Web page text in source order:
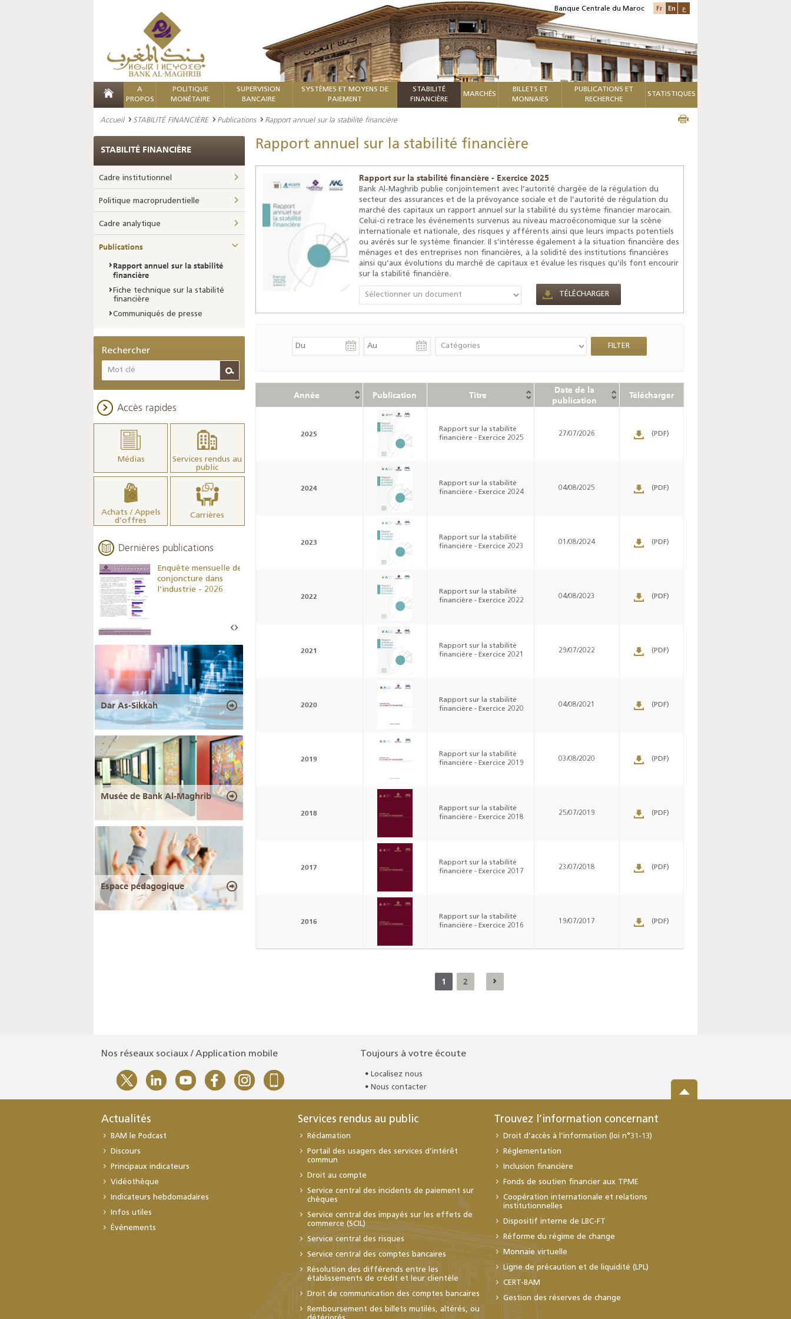
Banque Centrale du Maroc Fr En ع
A
PROPOS
POLITIQUE
MONÉTAIRE
SUPERVISION
BANCAIRE
SYSTÈMES ET MOYENS DE
PAIEMENT
STABILITÉ
FINANCIÈRE
MARCHÉS
BILLETS ET
MONNAIES
PUBLICATIONS ET
RECHERCHE
STATISTIQUES
Accueil STABILITÉ FINANCIÈRE Publications Rapport annuel sur la stabilité financière
Rapport annuel sur la stabilité financière
Rapport sur la stabilité financière - Exercice 2025
Bank Al-Maghrib publie conjointement avec l’autorité chargée de la régulation du
secteur des assurances et de la prévoyance sociale et de l’autorité de régulation du
marché des capitaux un rapport annuel sur la stabilité du système financier marocain.
Celui-ci retrace les événements survenus au niveau macroéconomique sur la scène
internationale et nationale, des risques y afférents ainsi que leurs impacts potentiels
ou avérés sur le système financier. Il s’intéresse également à la situation financière des
ménages et des entreprises non financières, à la solidité des institutions financières
ainsi qu’aux évolutions du marché de capitaux et évalue les risques qu’ils font encourir
sur la stabilité financière.
TÉLÉCHARGER
Année Publication Titre
Date de la
publication
Télécharger
2025
Rapport sur la stabilité
financière - Exercice 2025
27/07/2026 (PDF)
2024
Rapport sur la stabilité
financière - Exercice 2024
04/08/2025 (PDF)
2023
Rapport sur la stabilité
financière - Exercice 2023
01/08/2024 (PDF)
2022
Rapport sur la stabilité
financière - Exercice 2022
04/08/2023 (PDF)
2021
Rapport sur la stabilité
financière - Exercice 2021
29/07/2022 (PDF)
2020
Rapport sur la stabilité
financière - Exercice 2020
04/08/2021 (PDF)
2019
Rapport sur la stabilité
financière - Exercice 2019
03/08/2020 (PDF)
2018
Rapport sur la stabilité
financière - Exercice 2018
25/07/2019 (PDF)
2017
Rapport sur la stabilité
financière - Exercice 2017
23/07/2018 (PDF)
2016
Rapport sur la stabilité
financière - Exercice 2016
19/07/2017 (PDF)
1 2
STABILITÉ FINANCIÈRE
Cadre institutionnel
Politique macroprudentielle
Cadre analytique
Publications
Rapport annuel sur la stabilité
financière
Fiche technique sur la stabilité
financière
Communiqués de presse
Rechercher
Accès rapides
Médias
Services rendus au
public
Achats / Appels
d’offres
Carrières
Dernières publications
Enquête mensuelle de
conjoncture dans
l’industrie - 2026
monétaires - 2026
Dar As-Sikkah
Musée de Bank Al-Maghrib
Espace pédagogique
Nos réseaux sociaux / Application mobile Toujours à votre écoute
Localisez nous
Nous contacter
Actualités
BAM le Podcast
Discours
Principaux indicateurs
Vidéothèque
Indicateurs hebdomadaires
Infos utiles
Événements
Services rendus au public
Réclamation
Portail des usagers des services d’intérêt
commun
Droit au compte
Service central des incidents de paiement sur
chèques
Service central des impayés sur les effets de
commerce (SCIL)
Service central des risques
Service central des comptes bancaires
Résolution des différends entre les
établissements de crédit et leur clientèle
Droit de communication des comptes bancaires
Remboursement des billets mutilés, altérés, ou
Trouvez l’information concernant
Droit d’accès à l’information (loi n°31-13)
Réglementation
Inclusion financière
Fonds de soutien financier aux TPME
Coopération internationale et relations
institutionnelles
Dispositif interne de LBC-FT
Réforme du régime de change
Monnaie virtuelle
Ligne de précaution et de liquidité (LPL)
CERT-BAM
Gestion des réserves de change